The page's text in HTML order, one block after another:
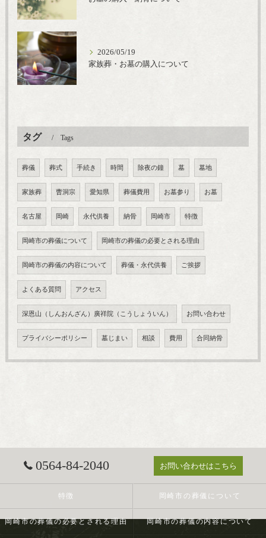
2026/05/19
家族葬・お墓の購入について
タグ Tags
葬儀 葬式 手続き 時間 除夜の鐘 墓 墓地
家族葬 曹洞宗 愛知県 葬儀費用 お墓参り お墓
名古屋 岡崎 永代供養 納骨 岡崎市 特徴
岡崎市の葬儀について 岡崎市の葬儀の必要とされる理由
岡崎市の葬儀の内容について 葬儀・永代供養 ご挨拶
よくある質問 アクセス
深恩山（しんおんざん）廣祥院（こうしょういん） お問い合わせ
プライバシーポリシー 墓じまい 相談 費用 合同納骨
0564-84-2040 お問い合わせはこちら
特徴 岡崎市の葬儀について
岡崎市の葬儀の必要とされる理由 岡崎市の葬儀の内容について